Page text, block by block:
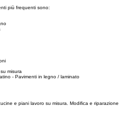
più frequenti sono:
misura
- Pavimenti in legno / laminato
e piani lavoro su misura. Modifica e riparazione